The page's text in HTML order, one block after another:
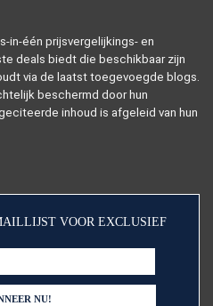
in-één prijsvergelijkings- en
deals biedt die beschikbaar zijn
via de laatst toegevoegde blogs.
beschermd door hun
inhoud is afgeleid van hun
VOOR EXCLUSIEF